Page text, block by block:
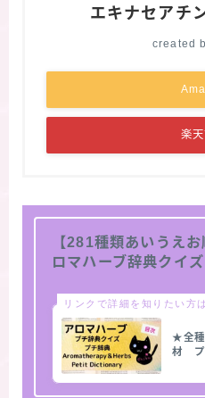
エキナセア
created
楽
【281種類あいうえ
ロマハーブ辞典クイ
リンクで詳細を知りたい方
★全種
材 プ